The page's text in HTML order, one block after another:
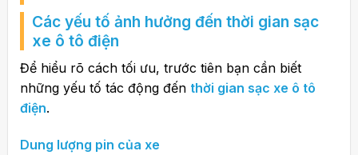
Các yếu tố ảnh hưởng đến thời gian sạc
xe ô tô điện
Để hiểu rõ cách tối ưu, trước tiên bạn cần biết
những yếu tố tác động đến thời gian sạc xe ô tô
điện.
Dung lượng pin của xe